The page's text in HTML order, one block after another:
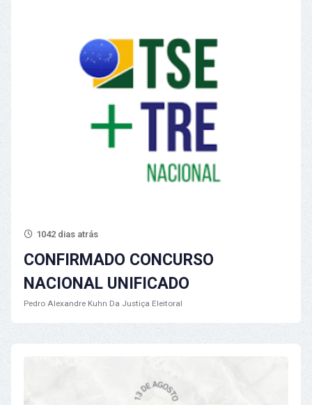
1042 dias atrás
CONFIRMADO CONCURSO
NACIONAL UNIFICADO
Pedro Alexandre Kuhn Da Justiça Eleitoral